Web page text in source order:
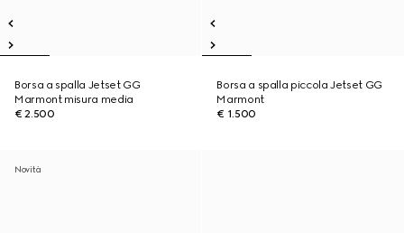
Borsa a spalla Jetset GG
Marmont misura media
€ 2.500
Borsa a spalla piccola Jetset GG
Marmont
€ 1.500
Novità